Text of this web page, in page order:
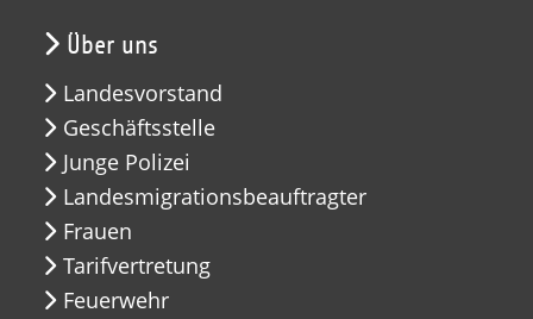
Über uns
Landesvorstand
Geschäftsstelle
Junge Polizei
Landesmigrationsbeauftragter
Frauen
Tarifvertretung
Feuerwehr